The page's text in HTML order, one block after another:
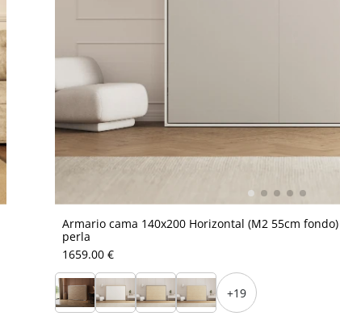
Armario cama 140x200 Horizontal (M2 55cm
perla
1659.00 €
+19